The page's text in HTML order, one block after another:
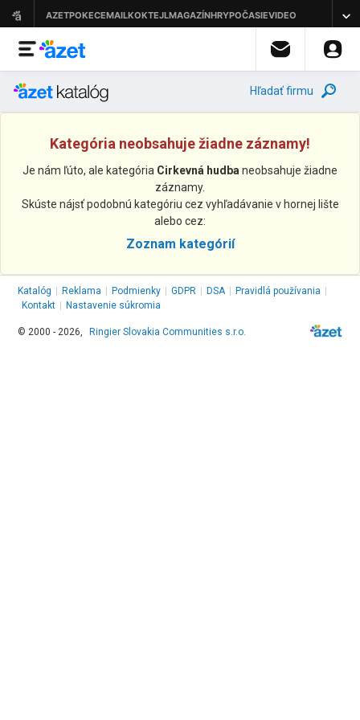
Hľadať firmu
Kategória neobsahuje žiadne záznamy!
Je nám ľúto, ale kategória Cirkevná hudba neobsahuje žiadne
záznamy.
Skúste nájsť podobnú kategóriu cez vyhľadávanie v hornej lište
alebo cez:
Zoznam kategórií
Katalóg Reklama Podmienky GDPR DSA Pravidlá používania
Kontakt
Nastavenie súkromia
© 2000 - 2026, Ringier Slovakia Communities s.r.o.